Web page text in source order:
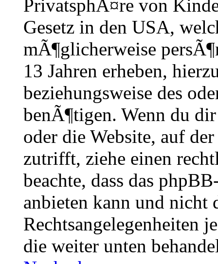
PrivatsphÃ¤re von
Gesetz in den USA,
mÃ¶glicherweise
13 Jahren erheben,
beziehungsweise des
benÃ¶tigen. Wenn du
oder die Website, auf
zutrifft, ziehe einen
beachte, dass das
anbieten kann und
Rechtsangelegenheiten
die weiter unten